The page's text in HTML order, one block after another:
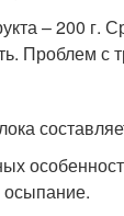
– 200 г.
Проблем с